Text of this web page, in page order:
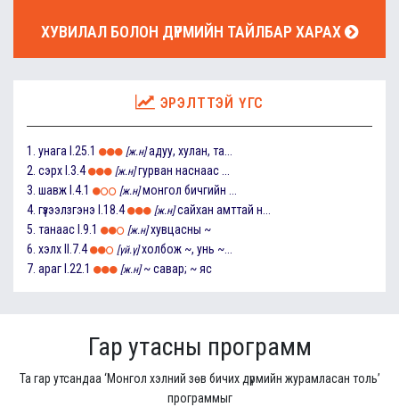
ХУВИЛАЛ БОЛОН ДҮРМИЙН ТАЙЛБАР ХАРАХ
ЭРЭЛТТЭЙ ҮГС
1. унага I.25.1 [ж.н] адуу, хулан, та...
2. сэрх I.3.4 [ж.н] гурван наснаас ...
3. шавж I.4.1 [ж.н] монгол бичгийн ...
4. гүзээлзгэнэ I.18.4 [ж.н] сайхан амттай н...
5. танаас I.9.1 [ж.н] хувцасны ~
6. хэлх II.7.4 [үй.ү] холбож ~, унь ~...
7. араг I.22.1 [ж.н] ~ савар; ~ яс
Гар утасны программ
Та гар утсандаа ‘Монгол хэлний зөв бичих дүрмийн журамласан толь’
программыг